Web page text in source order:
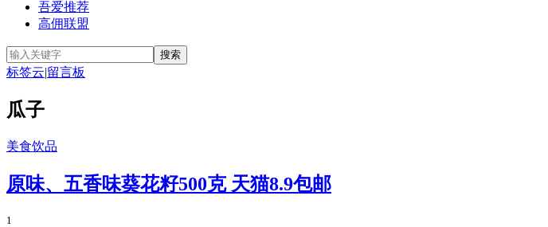
吾爱推荐
高佣联盟
标签云|留言板
瓜子
美食饮品
原味、五香味葵花籽500克 天猫8.9包邮
1